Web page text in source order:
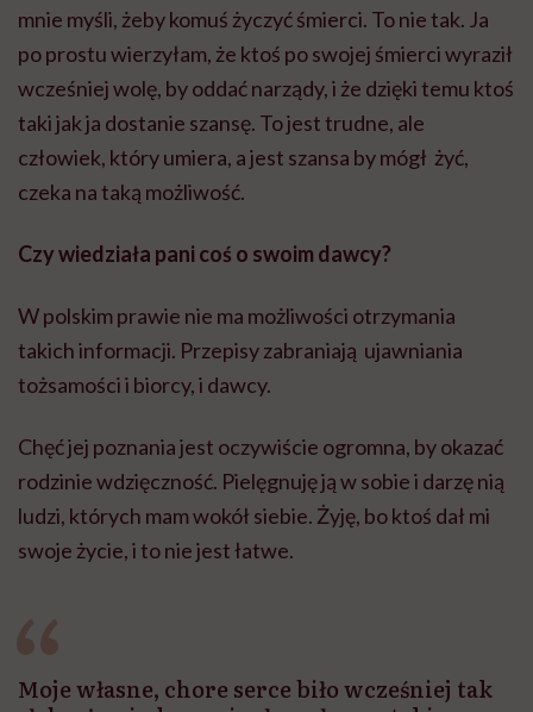
mnie myśli, żeby komuś życzyć śmierci. To nie tak. Ja
po prostu wierzyłam, że ktoś po swojej śmierci wyraził
wcześniej wolę, by oddać narządy, i że dzięki temu ktoś
taki jak ja dostanie szansę. To jest trudne, ale
człowiek, który umiera, a jest szansa by mógł żyć,
czeka na taką możliwość.
Czy wiedziała pani coś o swoim dawcy?
W polskim prawie nie ma możliwości otrzymania
takich informacji. Przepisy zabraniają ujawniania
tożsamości i biorcy, i dawcy.
Chęć jej poznania jest oczywiście ogromna, by okazać
rodzinie wdzięczność. Pielęgnuję ją w sobie i darzę nią
ludzi, których mam wokół siebie. Żyję, bo ktoś dał mi
swoje życie, i to nie jest łatwe.
Moje własne, chore serce biło wcześniej tak